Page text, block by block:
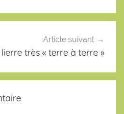
Article suivant
très « terre à terre »